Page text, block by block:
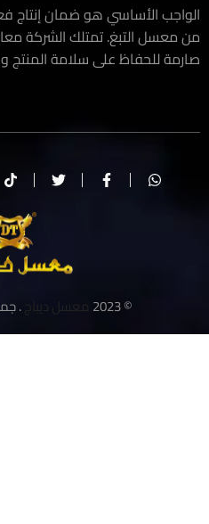
الأساسي هو ضمان إنتاج فعال
التبغ. تمتلك الشركة معايير
للحفاظ على سلامة المنتج
معسل ديباج. جميع